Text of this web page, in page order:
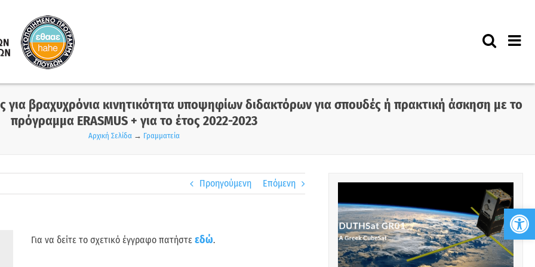
βραχυχρόνια κινητικότητα υποψηφίων διδακτόρων για σπουδές ή πρακτική άσκηση με το
πρόγραμμα ERASMUS + για το έτος 2022-2023
Αρχική Σελίδα→ Γραμματεία
Προηγούμενη Επόμενη
Για να δείτε το σχετικό έγγραφο πατήστε εδώ.